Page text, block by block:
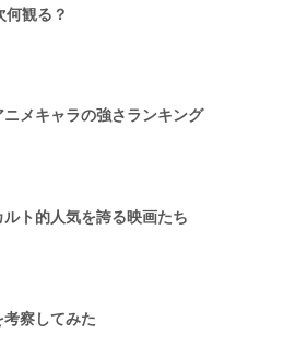
観る？
メキャラの強さランキング
ルト的人気を誇る映画たち
察してみた